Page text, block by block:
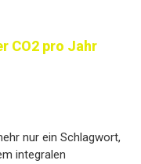
CO2 pro Jahr
nur ein Schlagwort,
integralen